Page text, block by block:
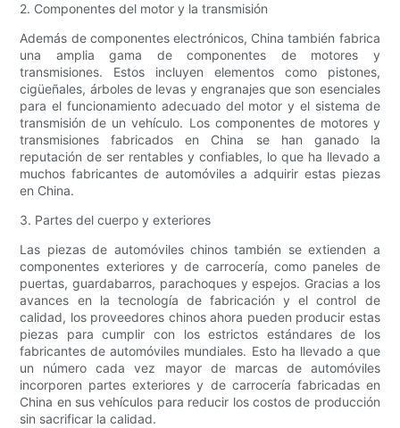
2. Componentes del motor y la transmisión
Además de componentes electrónicos, China también fabrica
una amplia gama de componentes de motores y
transmisiones. Estos incluyen elementos como pistones,
cigüeñales, árboles de levas y engranajes que son esenciales
para el funcionamiento adecuado del motor y el sistema de
transmisión de un vehículo. Los componentes de motores y
transmisiones fabricados en China se han ganado la
reputación de ser rentables y confiables, lo que ha llevado a
muchos fabricantes de automóviles a adquirir estas piezas
en China.
3. Partes del cuerpo y exteriores
Las piezas de automóviles chinos también se extienden a
componentes exteriores y de carrocería, como paneles de
puertas, guardabarros, parachoques y espejos. Gracias a los
avances en la tecnología de fabricación y el control de
calidad, los proveedores chinos ahora pueden producir estas
piezas para cumplir con los estrictos estándares de los
fabricantes de automóviles mundiales. Esto ha llevado a que
un número cada vez mayor de marcas de automóviles
incorporen partes exteriores y de carrocería fabricadas en
China en sus vehículos para reducir los costos de producción
sin sacrificar la calidad.